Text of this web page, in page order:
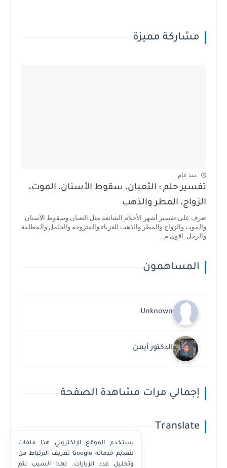
مشاركة مميزة
منذ عام
تفسير حلم : الثعبان، سقوط الأسنان، الموت،
الزواج، المطر والذهب
تعرف على تفسير أشهر الأحلام الشائعة مثل الثعبان وسقوط الأسنان
والموت والزواج والمطر والذهب للعزباء والمتزوجة والحامل والمطلقة
والرجل. اقوى م...
المساهمون
Unknown
الدكتور أيمن
إجمالي مرات مشاهدة الصفحة
Translate
يستخدم الموقع الإلكتروني هذا ملفات
تعريف الارتباط من Google لتقديم خدماته
وتحليل عدد الزيارات. لهذا السبب تتم